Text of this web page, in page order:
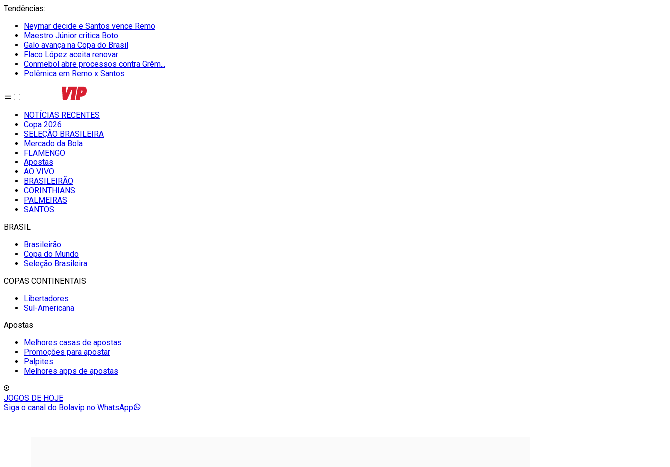
Tendências:
Neymar decide e Santos vence Remo
Maestro Júnior critica Boto
Galo avança na Copa do Brasil
Flaco López aceita renovar
Conmebol abre processos contra Grêm...
Polêmica em Remo x Santos
NOTÍCIAS RECENTES
Copa 2026
SELEÇÃO BRASILEIRA
Mercado da Bola
FLAMENGO
Apostas
AO VIVO
BRASILEIRÃO
CORINTHIANS
PALMEIRAS
SANTOS
BRASIL
Brasileirão
Copa do Mundo
Seleção Brasileira
COPAS CONTINENTAIS
Libertadores
Sul-Americana
Apostas
Melhores casas de apostas
Promoções para apostar
Palpites
Melhores apps de apostas
JOGOS DE HOJE
Siga o canal do Bolavip no WhatsApp